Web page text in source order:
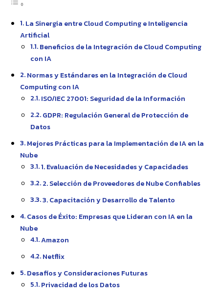
La Sinergia entre Cloud Computing e Inteligencia
Artificial
Beneficios de la Integración de Cloud Computing
con IA
Normas y Estándares en la Integración de Cloud
Computing con IA
ISO/IEC 27001: Seguridad de la Información
GDPR: Regulación General de Protección de
Datos
Mejores Prácticas para la Implementación de IA en la
Nube
1. Evaluación de Necesidades y Capacidades
2. Selección de Proveedores de Nube Confiables
3. Capacitación y Desarrollo de Talento
Casos de Éxito: Empresas que Lideran con IA en la
Nube
Amazon
Netflix
Desafíos y Consideraciones Futuras
Privacidad de los Datos